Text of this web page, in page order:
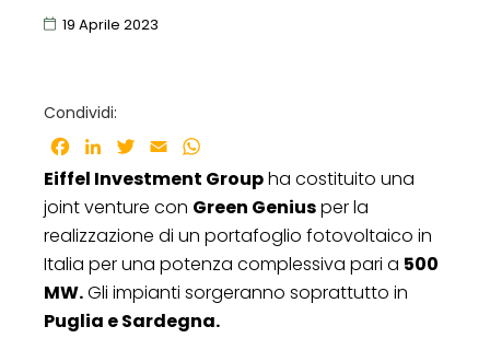
19 Aprile 2023
Condividi:
Facebook
LinkedInTwitter
Email
Eiffel Investment Groupha costituito una
joint venture con Green Geniusper la
realizzazione di un portafoglio fotovoltaico in
Italia per una potenza complessiva pari a 500
MW.Gli impianti sorgeranno soprattutto in
Puglia e Sardegna.